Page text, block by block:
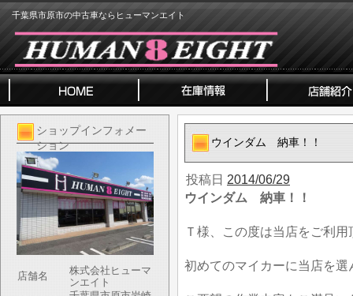
千葉県市原市の中古車ならヒューマンエイト
ショップインフォメー
ション
店舗名
株式会社ヒューマ
ンエイト
ウインダム 納車！！
投稿日 2014/06/29
ウインダム 納車！！
Ｔ様、この度は当店をご利
初めてのマイカーに当店を